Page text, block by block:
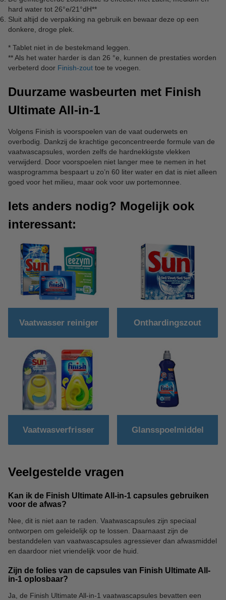
hard water tot 26°e/21°dH**
Sluit altijd de verpakking na gebruik en bewaar deze op een
donkere, droge plek.
* Tablet niet in de bestekmand leggen.
** Als het water harder is dan 26 °e, kunnen de prestaties worden
verbeterd door Finish-zout toe te voegen.
Duurzame wasbeurten met Finish
Ultimate All-in-1
Volgens Finish is voorspoelen van de vaat ouderwets en
overbodig. Dankzij de krachtige geconcentreerde formule van de
vaatwascapsules, worden zelfs de hardnekkigste vlekken
verwijderd. Door voorspoelen niet langer mee te nemen in het
wasprogramma bespaart u zo’n 60 liter water en dat is niet alleen
goed voor het milieu, maar ook voor uw portemonnee.
Iets anders nodig? Mogelijk ook
interessant:
Vaatwasser reiniger Onthardingszout
Vaatwasverfrisser Glansspoelmiddel
Veelgestelde vragen
Kan ik de Finish Ultimate All-in-1 capsules gebruiken
voor de afwas?
Nee, dit is niet aan te raden. Vaatwascapsules zijn speciaal
ontworpen om geleidelijk op te lossen. Daarnaast zijn de
bestanddelen van vaatwascapsules agressiever dan afwasmiddel
en daardoor niet vriendelijk voor de huid.
Zijn de folies van de capsules van Finish Ultimate All-
in-1 oplosbaar?
Ja, de Finish Ultimate All-in-1 vaatwascapsules bevatten een